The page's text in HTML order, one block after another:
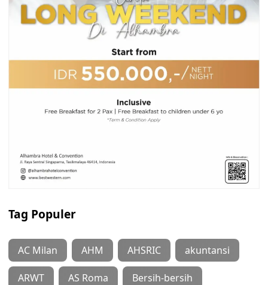
Tag Populer
AC Milan AHM AHSRIC akuntansi
ARWT AS Roma Bersih-bersih